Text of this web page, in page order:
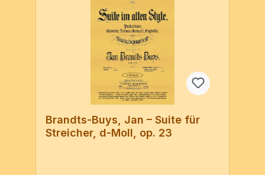
Brandts-Buys, Jan – Suite für
Streicher, d-Moll, op. 23